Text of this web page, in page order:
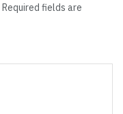
Required fields are